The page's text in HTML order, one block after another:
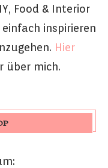
Food & Interior
einfach inspirieren
Hier
über mich.